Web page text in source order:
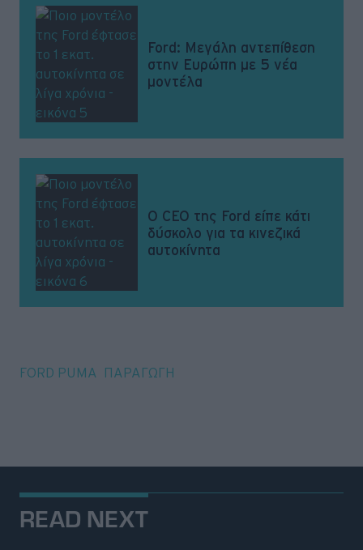
Ford: Μεγάλη αντεπίθεση
στην Ευρώπη με 5 νέα
μοντέλα
Ο CEO της Ford είπε κάτι
δύσκολο για τα κινεζικά
αυτοκίνητα
FORD PUMA ΠΑΡΑΓΩΓΗ
READ NEXT